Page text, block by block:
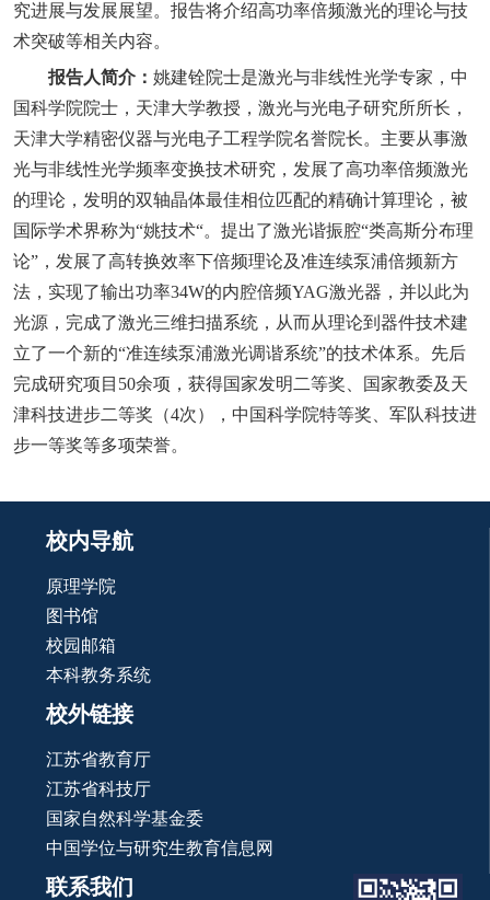
究进展与发展展望。报告将介绍高功率倍频激光的理论与技
术突破等相关内容。
报告人简介： 姚建铨院士是激光与非线性光学专家，中
国科学院院士，天津大学教授，激光与光电子研究所所长，
天津大学精密仪器与光电子工程学院名誉院长。主要从事激
光与非线性光学频率变换技术研究，发展了高功率倍频激光
的理论，发明的双轴晶体最佳相位匹配的精确计算理论，被
国际学术界称为“姚技术“。提出了激光谐振腔“类高斯分布理
论”，发展了高转换效率下倍频理论及准连续泵浦倍频新方
法，实现了输出功率34W的内腔倍频YAG激光器，并以此为
光源，完成了激光三维扫描系统，从而从理论到器件技术建
立了一个新的“准连续泵浦激光调谐系统”的技术体系。先后
完成研究项目 50余项，获得国家发明二等奖、国家教委及天
津科技进步二等奖（4次），中国科学院特等奖、军队科技进
步一等奖等多项荣誉。
校内导航
原理学院
图书馆
校园邮箱
本科教务系统
校外链接
江苏省教育厅
江苏省科技厅
国家自然科学基金委
中国学位与研究生教育信息网
联系我们